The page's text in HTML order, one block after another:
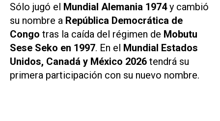
Sólo jugó el Mundial Alemania 1974y cambió
su nombre a República Democrática de
Congo tras la caída del régimen de Mobutu
Sese Seko en 1997. En el Mundial Estados
Unidos, Canadá y México 2026 tendrá su
primera participación con su nuevo nombre.